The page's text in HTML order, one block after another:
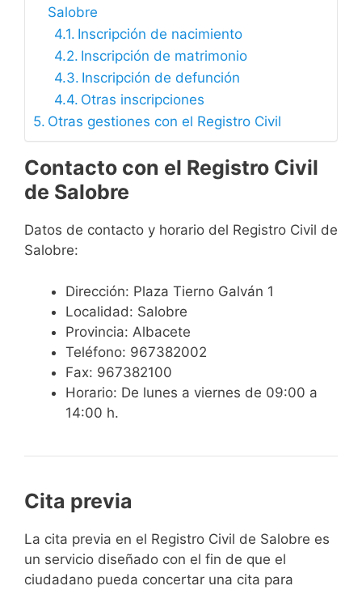
Salobre
Inscripción de nacimiento
Inscripción de matrimonio
Inscripción de defunción
Otras inscripciones
Otras gestiones con el Registro Civil
Contacto con el Registro Civil
de Salobre
Datos de contacto y horario del Registro Civil de
Salobre:
Dirección: Plaza Tierno Galván 1
Localidad: Salobre
Provincia: Albacete
Teléfono: 967382002
Fax: 967382100
Horario: De lunes a viernes de 09:00 a
14:00 h.
Cita previa
​​​​​​​​​​​​​​​​​​​​​​​​​​​​La cita previa en el Registro Civil de Salobre es
un servicio diseñado con el fin de que el
ciudadano pueda concertar una cita para